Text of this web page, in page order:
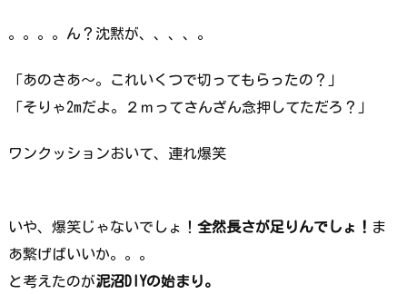
。。。。ん？沈黙が、、、、。
「あのさあ～。これいくつで切ってもらったの？」
「そりゃ2mだよ。２ｍってさんざん念押してただろ？」
ワンクッションおいて、連れ爆笑
いや、爆笑じゃないでしょ！ 全然長さが足りんでしょ！ ま
あ繋げばいいか。。。
と考えたのが泥沼DIYの始まり。